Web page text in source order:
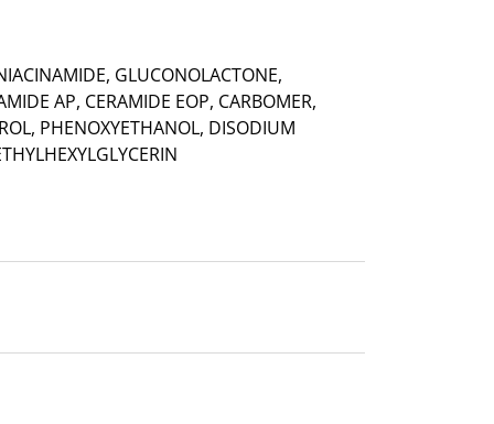
GLUCONOLACTONE,
AP, CERAMIDE EOP, CARBOMER,
PHENOXYETHANOL, DISODIUM